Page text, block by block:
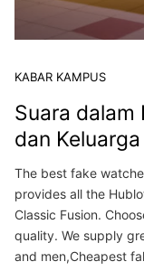
KABAR KAMPUS
Suara dalam
dan Keluarga
The best fake
provides all the
Classic Fusion.
quality. We supply
and men,Cheapest